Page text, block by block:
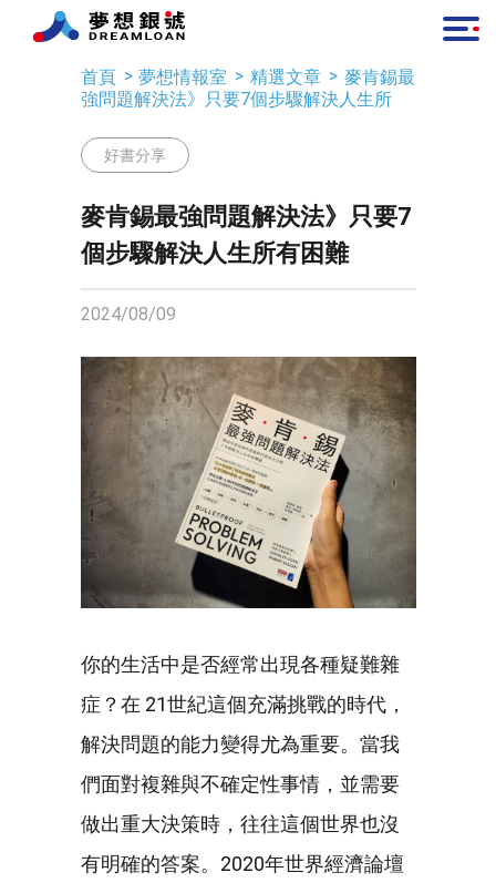
首頁 夢想情報室 精選文章
麥肯錫最
強問題解決法》只要7個步驟解決人生所有
好書分享
麥肯錫最強問題解決法》只要7
個步驟解決人生所有困難
2024/08/09
你的生活中是否經常出現各種疑難雜
症？在 21世紀這個充滿挑戰的時代，
解決問題的能力變得尤為重要。當我
們面對複雜與不確定性事情，並需要
做出重大決策時，往往這個世界也沒
有明確的答案。2020年世界經濟論壇